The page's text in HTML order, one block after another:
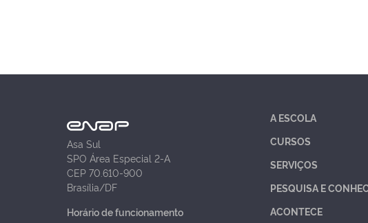
Asa Sul
SPO Área Especial 2-A
CEP 70.610-900
Brasília/DF
Horário de funcionamento
A ESCOLA
CURSOS
SERVIÇOS
PESQUISA E
ACONTECE